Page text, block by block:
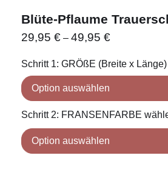
Blüte-Pflaume
29,95€ –49,95€
Schritt 1: GRÖßE (Breite x
Schritt 2: FRANSENFARBE